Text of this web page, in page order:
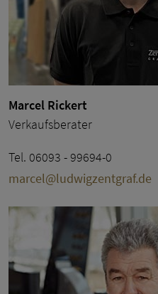
Marcel Rickert
Verkaufsberater
Tel. 06093 - 99694-0
marcel@ludwigzentgraf.de